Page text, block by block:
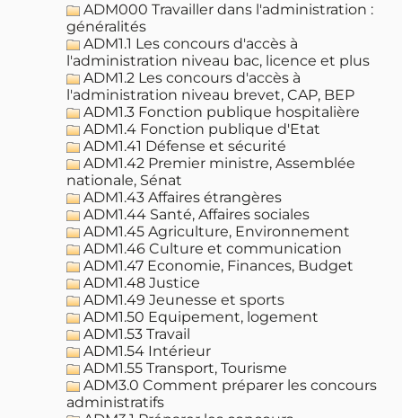
ADM000 Travailler dans l'administration :
généralités
ADM1.1 Les concours d'accès à
l'administration niveau bac, licence et plus
ADM1.2 Les concours d'accès à
l'administration niveau brevet, CAP, BEP
ADM1.3 Fonction publique hospitalière
ADM1.4 Fonction publique d'Etat
ADM1.41 Défense et sécurité
ADM1.42 Premier ministre, Assemblée
nationale, Sénat
ADM1.43 Affaires étrangères
ADM1.44 Santé, Affaires sociales
ADM1.45 Agriculture, Environnement
ADM1.46 Culture et communication
ADM1.47 Economie, Finances, Budget
ADM1.48 Justice
ADM1.49 Jeunesse et sports
ADM1.50 Equipement, logement
ADM1.53 Travail
ADM1.54 Intérieur
ADM1.55 Transport, Tourisme
ADM3.0 Comment préparer les concours
administratifs